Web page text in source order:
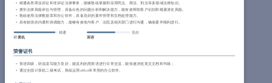
精通各类商业诉讼和非诉讼法律事务，能够熟练掌握和应用民法、商法、刑法等多领域法律知识。
擅长法律风险评估与管理，具备出色的问题分析和解决能力，能有效帮助客户识别和规避潜在风险。
熟练使用法律数据库和办公软件，具备良好的案件管理和文档处理能力。
具有较强的沟通和协调能力，能够有效地与客户、法院及相关部门进行沟通，确保案件顺利进行。
计算机
精通
英语
良好
荣誉证书
英语四级，听说读写能力良好，能流利的用英语进行日常交流，能快速浏览英文文档和书籍；
通过全国计算机二级考试，熟练运用office等常用的办公软件。